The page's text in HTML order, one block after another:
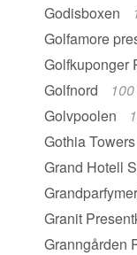
Godisboxen
Golfamore
Golfkuponger
Golfnord
Golvpoolen
Gothia
Grand Hotell
Granit
Granngården